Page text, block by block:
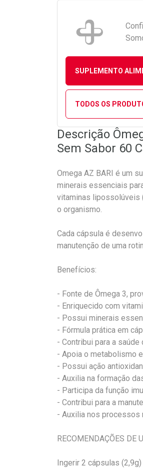
SUPLEMENTO
TODOS OS
Descrição
Sem Sabor 60
Omega AZ BARI é um
minerais essenciais
vitaminas lipossolúveis
o organismo.
Cada cápsula é
manutenção de uma
Benefícios:
- Fonte de Ômega 3,
- Enriquecido com
- Possui minerais
- Fórmula prática em
- Contribui para a
- Apoia o metabolismo
- Possui ação
- Auxilia na formação
- Participa da função
- Contribui para a
- Auxilia nos processos
RECOMENDAÇÕES DE
Ingerir 2 cápsulas